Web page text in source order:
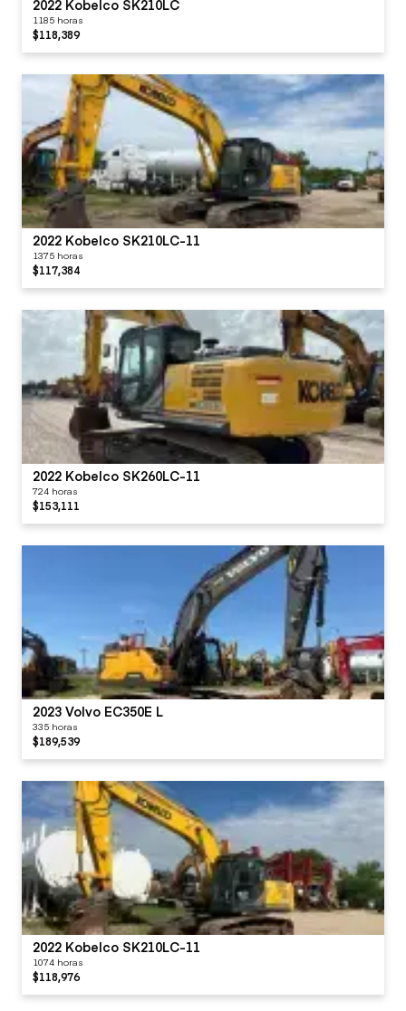
2022 Kobelco SK210LC
1185 horas
$118,389
2022 Kobelco SK210LC-11
1375 horas
$117,384
2022 Kobelco SK260LC-11
724 horas
$153,111
2023 Volvo EC350E L
335 horas
$189,539
2022 Kobelco SK210LC-11
1074 horas
$118,976